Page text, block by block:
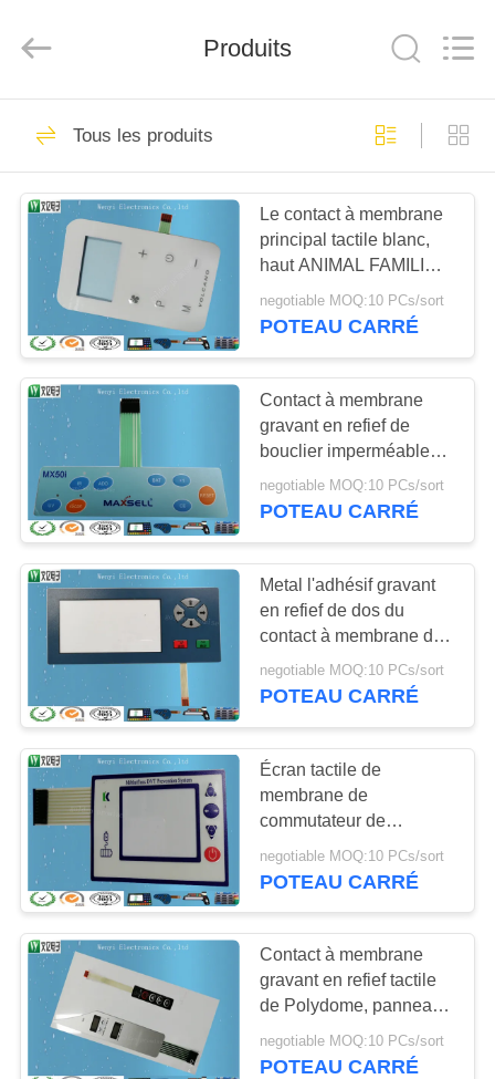
MAISON
DES
PRODUITS
SUJET
DE
NOUS
VISITE
D'USINE
CONTRÔLE
DE
QUALITÉ
CONTACTEZ-
NOUS
DEMANDEZ
UNE
CITATION
PLAN
DU
SITE
Technology
Rights
Contact à
membrane de FPC
Contact à
membrane capacitif
17
Contact à
membrane gravant
en refief
48
Contact à
membrane plat
Produits
Tous les produits
Le contact à membrane
principal tactile blanc,
haut ANIMAL FAMILIER
brillant a gravé le
panneau de commande
negotiable MOQ:10 PCs/sort
POTEAU CARRÉ
Contact à membrane
gravant en refief de
bouclier imperméable
d'IEM avec dôme de
force du contact 250g le
negotiable MOQ:10 PCs/sort
POTEAU CARRÉ
Metal l'adhésif gravant
en refief de dos du
contact à membrane de
dôme 3M300 LSE fait
sur commande
negotiable MOQ:10 PCs/sort
POTEAU CARRÉ
Écran tactile de
membrane de
commutateur de
Polydome avec le
connecteur de
negotiable MOQ:10 PCs/sort
POTEAU CARRÉ
Contact à membrane
gravant en refief tactile
de Polydome, panneau
fait sur commande de
contact à membrane
negotiable MOQ:10 PCs/sort
POTEAU CARRÉ